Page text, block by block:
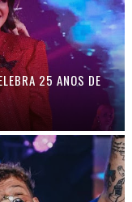
25 ANOS DE